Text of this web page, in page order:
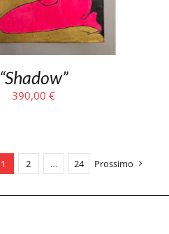
“Shadow”
390,00€
1 2 … 24 Prossimo